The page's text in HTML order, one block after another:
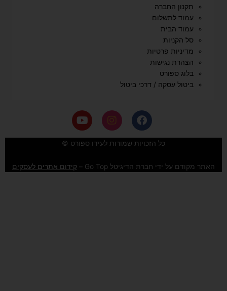
תקנון החברה
עמוד לתשלום
עמוד הבית
סל הקניות
מדיניות פרטיות
הצהרת נגישות
בלוג ספורט
ביטול עסקה / דרכי ביטול
F
a
c
e
o
o
I
n
s
t
g
r
Y
o
u
t
b
e
כל הזכויות שמורות לעידו ספורט ©
האתר מקודם על ידי חברת הדיגיטל Go Top – קידום אתרים לעסקים